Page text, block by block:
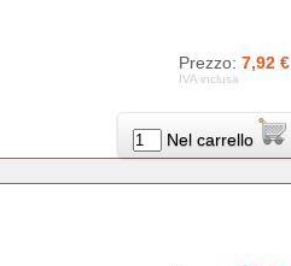
Prezzo: 7,92 €
IVA inclusa
Nel carrello